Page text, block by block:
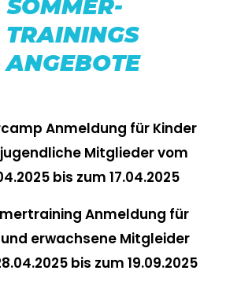
SOMMER-
TRAININGS
ANGEBOTE
Anmeldung für Kinder
Mitglieder vom
bis zum 17.04.2025
Anmeldung für
erwachsene Mitgleider
bis zum 19.09.2025